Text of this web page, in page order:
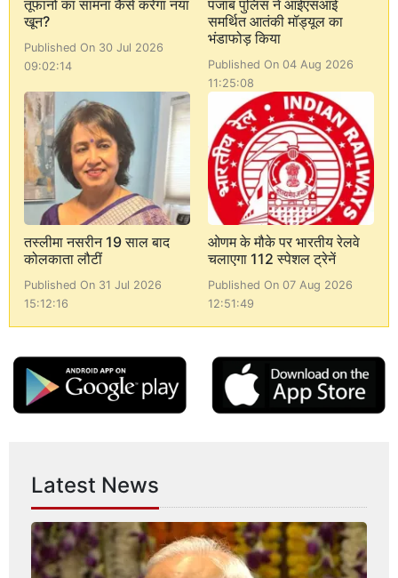
तूफानों का सामना कैसे करेगा नया
खून?
Published On 30 Jul 2026
09:02:14
पंजाब पुलिस ने आईएसआई
समर्थित आतंकी मॉड्यूल का
भंडाफोड़ किया
Published On 04 Aug 2026
11:25:08
तस्लीमा नसरीन 19 साल बाद
कोलकाता लौटीं
Published On 31 Jul 2026
15:12:16
ओणम के मौके पर भारतीय रेलवे
चलाएगा 112 स्पेशल ट्रेनें
Published On 07 Aug 2026
12:51:49
Latest News